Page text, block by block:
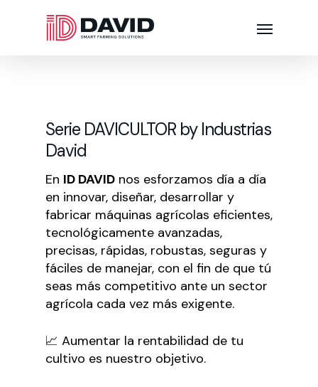
Serie DAVICULTOR by Industrias
David
En ID DAVID nos esforzamos día a día
en innovar, diseñar, desarrollar y
fabricar máquinas agrícolas eficientes,
tecnológicamente avanzadas,
precisas, rápidas, robustas, seguras y
fáciles de manejar, con el fin de que tú
seas más competitivo ante un sector
agrícola cada vez más exigente.
📈 Aumentar la rentabilidad de tu
cultivo es nuestro objetivo.